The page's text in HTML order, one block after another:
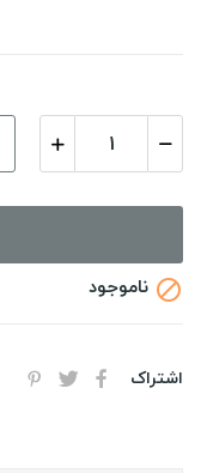
 ناموجود
اشتراک